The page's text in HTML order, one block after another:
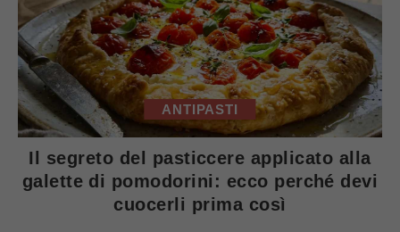
ANTIPASTI
Il segreto del pasticcere applicato alla
galette di pomodorini: ecco perché devi
cuocerli prima così